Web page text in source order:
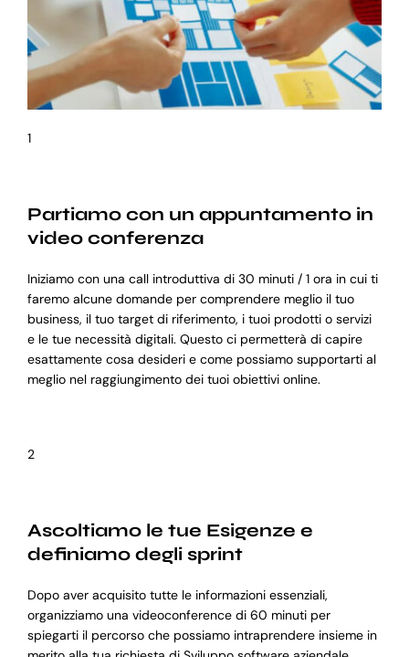
1
Partiamo con un appuntamento in
video conferenza
Iniziamo con una call introduttiva di 30 minuti / 1 ora in cui ti
faremo alcune domande per comprendere meglio il tuo
business, il tuo target di riferimento, i tuoi prodotti o servizi
e le tue necessità digitali. Questo ci permetterà di capire
esattamente cosa desideri e come possiamo supportarti al
meglio nel raggiungimento dei tuoi obiettivi online.
2
Ascoltiamo le tue Esigenze e
definiamo degli sprint
Dopo aver acquisito tutte le informazioni essenziali,
organizziamo una videoconference di 60 minuti per
spiegarti il percorso che possiamo intraprendere insieme in